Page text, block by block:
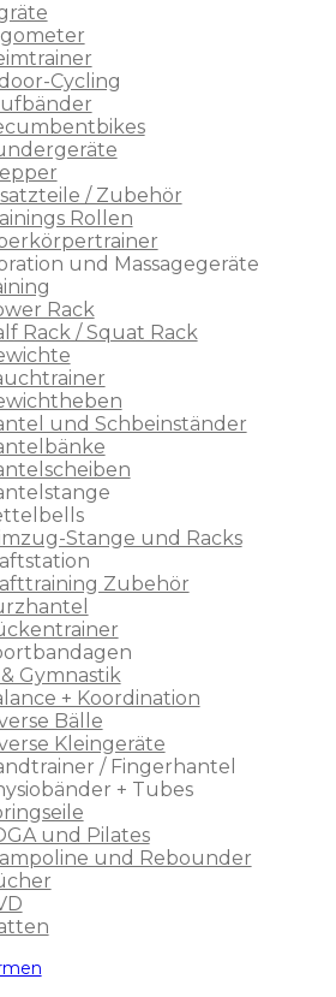
Cycling
/ Zubehör
Rollen
und Massagegeräte
Rack
Rack / Squat Rack
und Schbeinständer
Stange und Racks
Zubehör
Gymnastik
+ Koordination
Bälle
Kleingeräte
/ Fingerhantel
+ Tubes
und Pilates
und Rebounder